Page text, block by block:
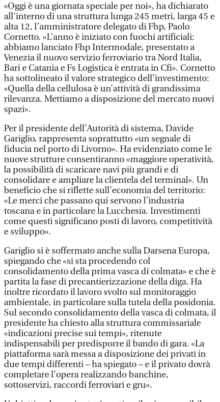
«Oggi è una giornata speciale per noi», ha dichiarato
all'interno di una struttura lunga 245 metri, larga 45 e
alta 12, l’amministratore delegato di Fhp, Paolo
Cornetto. «L’anno è iniziato con fuochi artificiali:
abbiamo lanciato Fhp Intermodale, presentato a
Venezia il nuovo servizio ferroviario tra Nord Italia,
Bari e Catania e Fs Logistica è entrata in Cfi». Cornetto
ha sottolineato il valore strategico dell’investimento:
«Quella della cellulosa è un’attività di grandissima
rilevanza. Mettiamo a disposizione del mercato nuovi
spazi».
Per il presidente dell’Autorità di sistema, Davide
Gariglio, rappresenta soprattutto «un segnale di
fiducia nel porto di Livorno». Ha evidenziato come le
nuove strutture consentiranno «maggiore operatività,
la possibilità di scaricare navi più grandi e di
consolidare e ampliare la clientela del terminal». Un
beneficio che si riflette sull’economia del territorio:
«Le merci che passano qui servono l’industria
toscana e in particolare la Lucchesia. Investimenti
come questi significano posti di lavoro, competitività
e sviluppo».
Gariglio si è soffermato anche sulla Darsena Europa,
spiegando che «si sta procedendo col
consolidamento della prima vasca di colmata» e che è
partita la fase di precantierizzazione della diga. Ha
inoltre ricordato il lavoro svolto sul monitoraggio
ambientale, in particolare sulla tutela della posidonia.
Sul secondo consolidamento della vasca di colmata, il
presidente ha chiesto alla struttura commissariale
«indicazioni precise sui tempi», ritenute
indispensabili per predisporre il bando di gara. «La
piattaforma sarà messa a disposizione dei privati in
due tempi differenti – ha spiegato – e il privato dovrà
completare l’opera realizzando banchine,
sottoservizi, raccordi ferroviari e gru».